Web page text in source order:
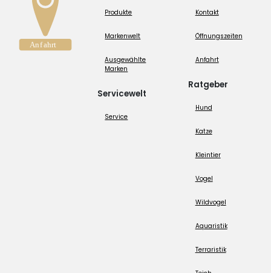
Produkte
Markenwelt
Ausgewählte
Marken
Servicewelt
Service
Kontakt
Öffnungszeiten
Anfahrt
Ratgeber
Hund
Katze
Kleintier
Vogel
Wildvogel
Aquaristik
Terraristik